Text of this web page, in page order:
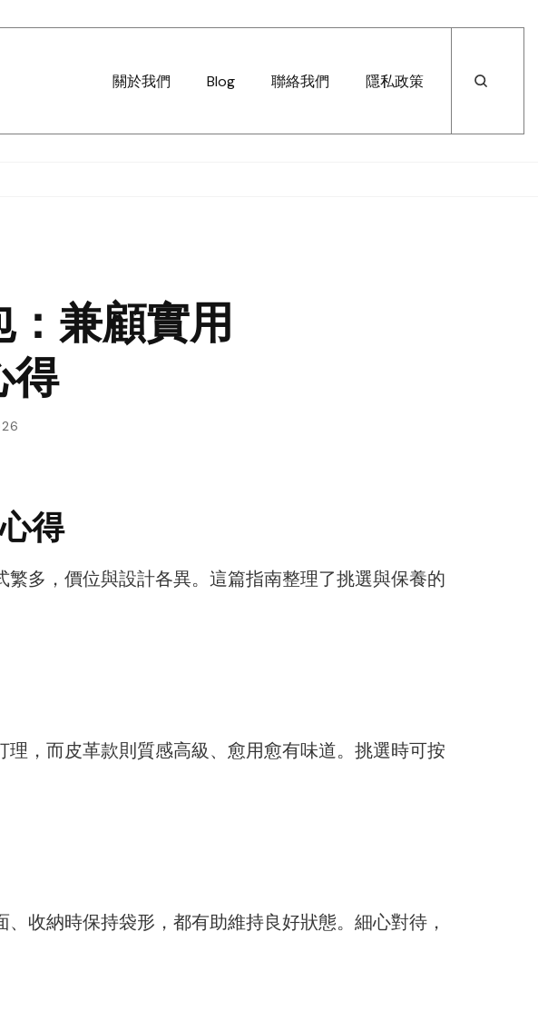
關於我們 Blog 聯絡我們 隱私政策
兼顧實用
得
得
多，價位與設計各異。這篇指南整理了挑選與保養的
，而皮革款則質感高級、愈用愈有味道。挑選時可按
收納時保持袋形，都有助維持良好狀態。細心對待，